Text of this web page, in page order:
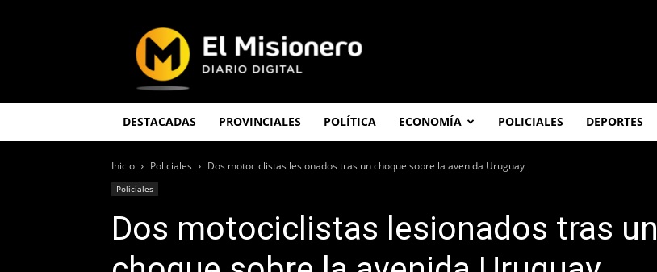
Misionero
DESTACADAS PROVINCIALES POLÍTICA ECONOMÍA POLICIALES DEPORTES
Inicio Policiales Dos motociclistas lesionados tras un choque sobre la avenida Uruguay
Policiales
Dos motociclistas lesionados tras un